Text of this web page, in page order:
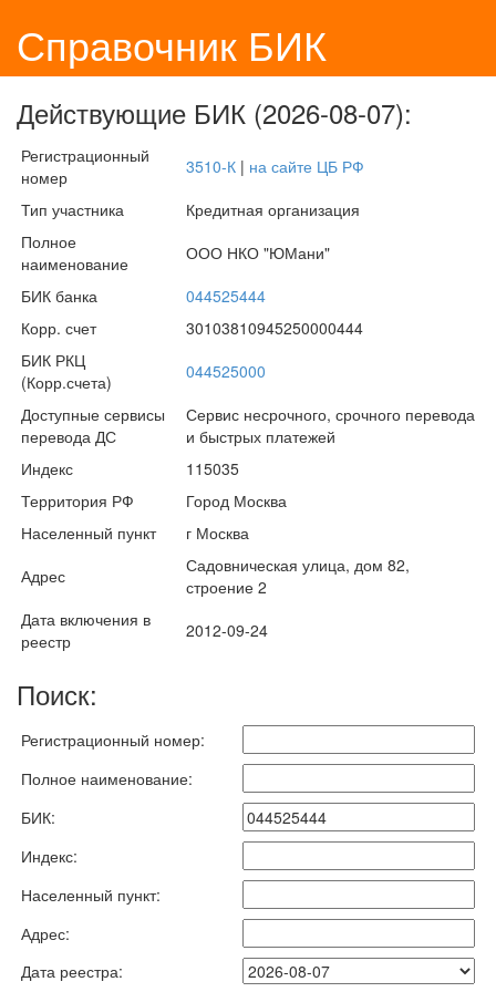
Справочник БИК
Действующие БИК (2026-08-07):
Регистрационный
номер
3510-К | на сайте ЦБ РФ
Тип участника
Кредитная организация
Полное
наименование
ООО НКО "ЮМани"
БИК банка
044525444
Корр. счет
30103810945250000444
БИК РКЦ
(Корр.счета)
044525000
Доступные сервисы
перевода ДС
Сервис несрочного, срочного перевода
и быстрых платежей
Индекс
115035
Территория РФ
Город Москва
Населенный пункт
г Москва
Адрес
Садовническая улица, дом 82,
строение 2
Дата включения в
реестр
2012-09-24
Поиск:
Регистрационный номер:
Полное наименование:
БИК:
Индекс:
Населенный пункт:
Адрес:
Дата реестра: